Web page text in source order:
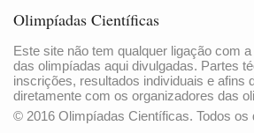
Olimpíadas Científicas
Este site não tem qualquer ligação com
das olimpíadas aqui divulgadas. Partes
inscrições, resultados individuais e afins
diretamente com os organizadores das
© 2016 Olimpíadas Científicas. Todos os